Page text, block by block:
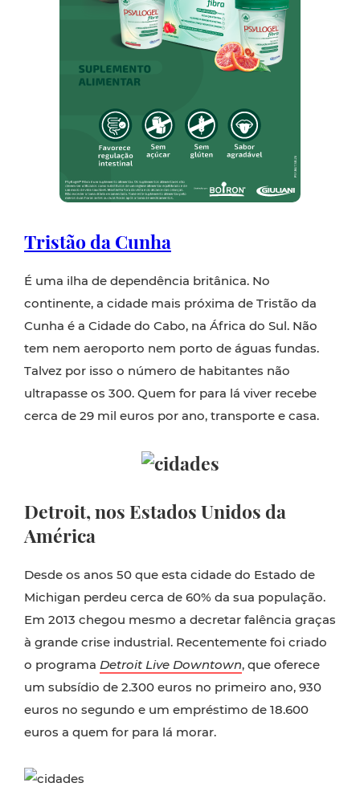
Tristão da Cunha
É uma ilha de dependência britânica. No
continente, a cidade mais próxima de Tristão da
Cunha é a Cidade do Cabo, na África do Sul. Não
tem nem aeroporto nem porto de águas fundas.
Talvez por isso o número de habitantes não
ultrapasse os 300. Quem for para lá viver recebe
cerca de 29 mil euros por ano, transporte e casa.
Detroit, nos Estados Unidos da
América
Desde os anos 50 que esta cidade do Estado de
Michigan perdeu cerca de 60% da sua população.
Em 2013 chegou mesmo a decretar falência graças
à grande crise industrial. Recentemente foi criado
o programa Detroit Live Downtown, que oferece
um subsídio de 2.300 euros no primeiro ano, 930
euros no segundo e um empréstimo de 18.600
euros a quem for para lá morar.